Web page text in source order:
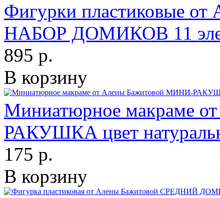
Фигурки пластиковые
НАБОР ДОМИКОВ 11
895 р.
В корзину
Миниатюрное макраме
РАКУШКА цвет
175 р.
В корзину